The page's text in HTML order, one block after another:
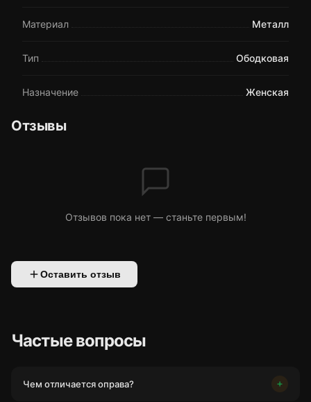
Материал Металл
Тип Ободковая
Назначение Женская
Отзывы
Отзывов пока нет — станьте первым!
Оставить отзыв
Частые вопросы
Чем отличается оправа?